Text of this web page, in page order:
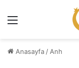
Anasayfa / Anh